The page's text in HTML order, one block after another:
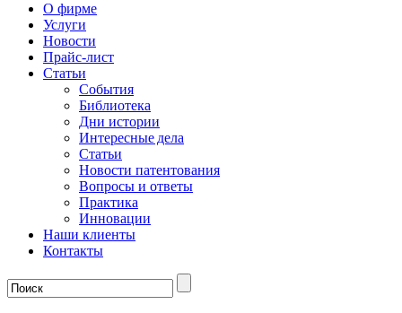
О фирме
Услуги
Новости
Прайс-лист
Статьи
События
Библиотека
Дни истории
Интересные дела
Статьи
Новости патентования
Вопросы и ответы
Практика
Инновации
Наши клиенты
Контакты